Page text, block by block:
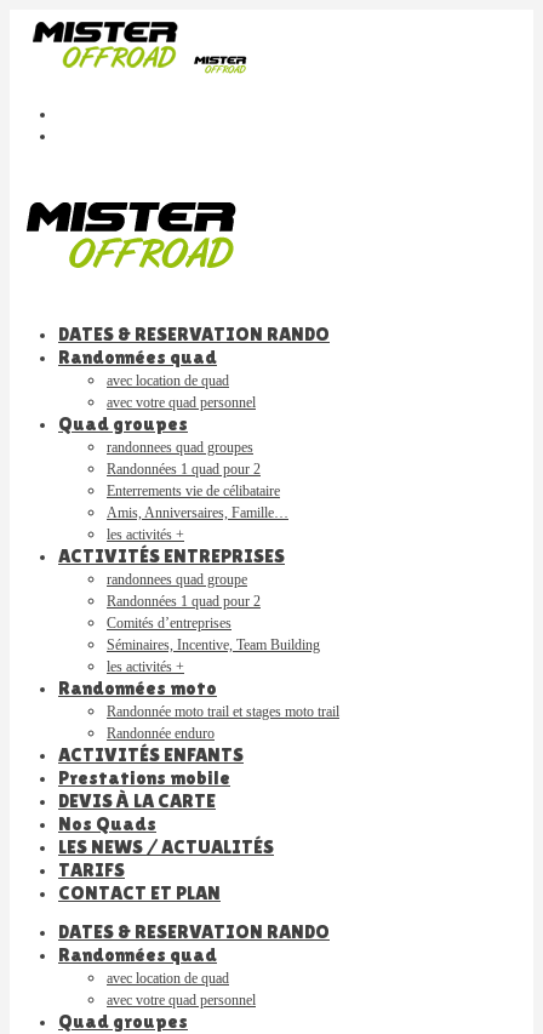
DATES & RESERVATION RANDO
Randonnées quad
avec location de quad
avec votre quad personnel
Quad groupes
randonnees quad groupes
Randonnées 1 quad pour 2
Enterrements vie de célibataire
Amis, Anniversaires, Famille…
les activités +
ACTIVITÉS ENTREPRISES
randonnees quad groupe
Randonnées 1 quad pour 2
Comités d’entreprises
Séminaires, Incentive, Team Building
les activités +
Randonnées moto
Randonnée moto trail et stages moto trail
Randonnée enduro
ACTIVITÉS ENFANTS
Prestations mobile
DEVIS À LA CARTE
Nos Quads
LES NEWS / ACTUALITÉS
TARIFS
CONTACT ET PLAN
DATES & RESERVATION RANDO
Randonnées quad
avec location de quad
avec votre quad personnel
Quad groupes